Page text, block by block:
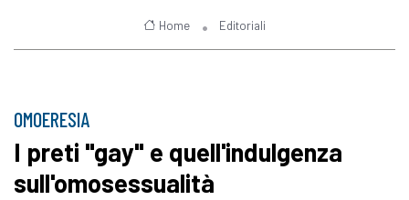
Home Editoriali
OMOERESIA
I preti "gay" e quell'indulgenza
sull'omosessualità